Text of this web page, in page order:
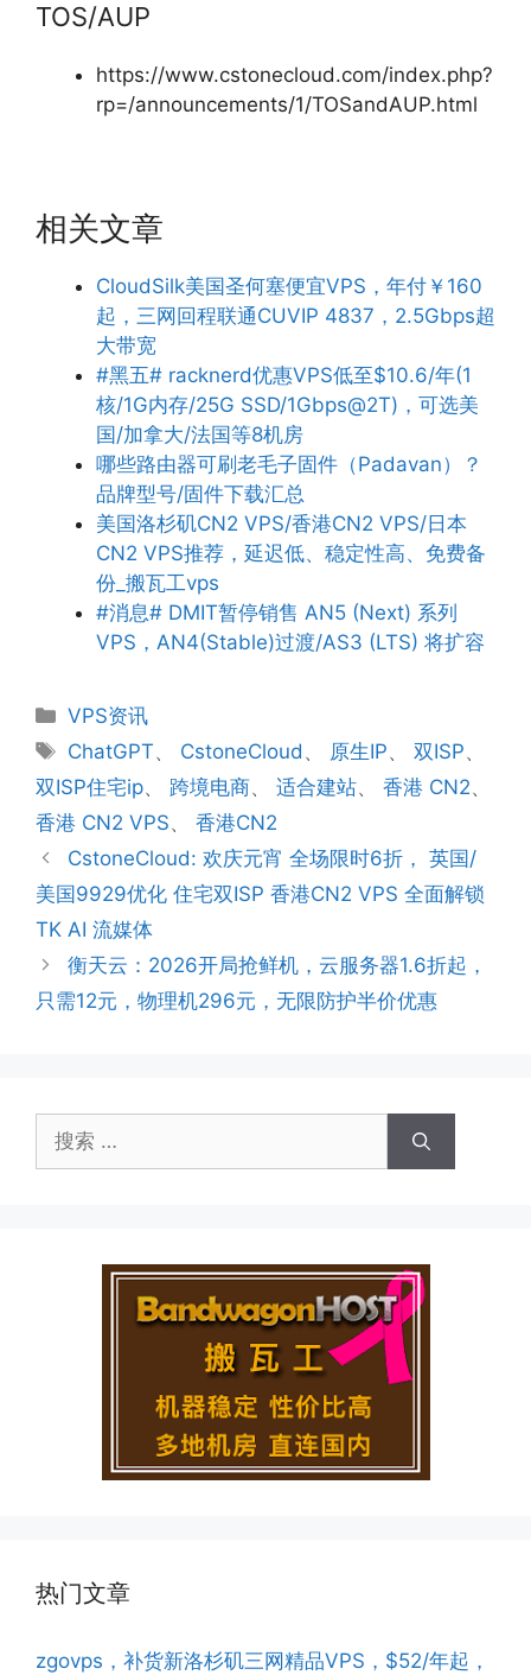
TOS/AUP
https://www.cstonecloud.com/index.php?
rp=/announcements/1/TOSandAUP.html
相关文章
CloudSilk美国圣何塞便宜VPS，年付￥160
起，三网回程联通CUVIP 4837，2.5Gbps超
大带宽
#黑五# racknerd优惠VPS低至$10.6/年(1
核/1G内存/25G SSD/1Gbps@2T)，可选美
国/加拿大/法国等8机房
哪些路由器可刷老毛子固件（Padavan）？
品牌型号/固件下载汇总
美国洛杉矶CN2 VPS/香港CN2 VPS/日本
CN2 VPS推荐，延迟低、稳定性高、免费备
份_搬瓦工vps
#消息# DMIT暂停销售 AN5 (Next) 系列
VPS，AN4(Stable)过渡/AS3 (LTS) 将扩容
分
类
VPS资讯
标
签
ChatGPT、 CstoneCloud 、 原生IP、双ISP、
双ISP住宅ip、 跨境电商、 适合建站、 香港 CN2、
香港 CN2 VPS、 香港CN2
CstoneCloud: 欢庆元宵 全场限时6折， 英国/
美国9929优化 住宅双ISP 香港CN2 VPS 全面解锁
TK AI 流媒体
衡天云：2026开局抢鲜机，云服务器1.6折起，
只需12元，物理机296元，无限防护半价优惠
索：
热门文章
zgovps，补货新洛杉矶三网精品VPS，$52/年起，